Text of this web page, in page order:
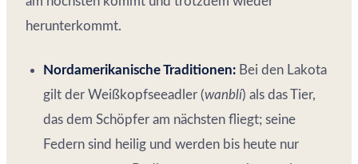
herunterkommt.
Nordamerikanische Traditionen: Bei den Lakota
gilt der Weißkopfseeadler (wanblí) als das Tier,
das dem Schöpfer am nächsten fliegt; seine
Federn sind heilig und werden bis heute nur